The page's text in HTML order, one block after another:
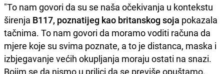
"To nam govori da su se naša očekivanja u kontekstu
širenja B117, poznatijeg kao britanskog soja pokazala
tačnima. To nam govori da moramo voditi računa da
mjere koje su svima poznate, a to je distanca, maska i
izbjegavanje većih okupljanja moraju ostati na snazi.
Bojim se da nismo u prilici da se previše opuštamo,